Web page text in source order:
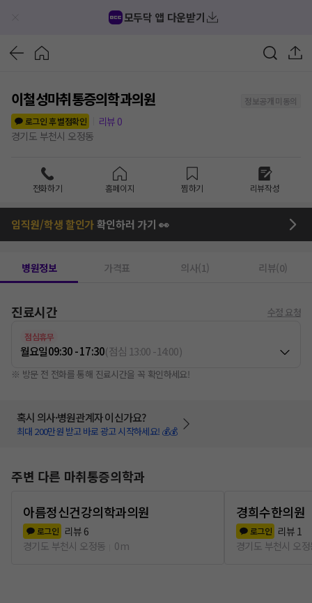
모두닥 앱 다운받기
이철성마취통증의학과의원
정보공개 미동의
로그인 후 별점확인
리뷰 0
경기도 부천시 오정동
전화하기 홈페이지 찜하기 리뷰작성
임직원/학생 할인가확인하러 가기 👀
병원정보 가격표 의사(1) 리뷰(0)
진료시간 수정 요청
점심휴무
월요일09:30 - 17:30(점심 13:00-14:00)
※ 방문 전 전화를 통해 진료시간을 꼭 확인하세요!
혹시 의사·병원관계자 이신가요?
최대 200만원 받고 바로 광고 시작하세요! 💰💰
주변 다른 마취통증의학과
아름정신건강의학과의원
로그인 리뷰 6
경기도 부천시 오정동
0m
경희수한의원
로그인 리뷰 1
경기도 부천시 오